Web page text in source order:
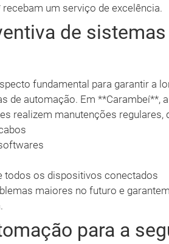
um serviço de excelência.
de
fundamental para garantir a
de automação. Em **Carambeí**,
realizem manutenções regulares,
todos os dispositivos conectados
maiores no futuro e
para a